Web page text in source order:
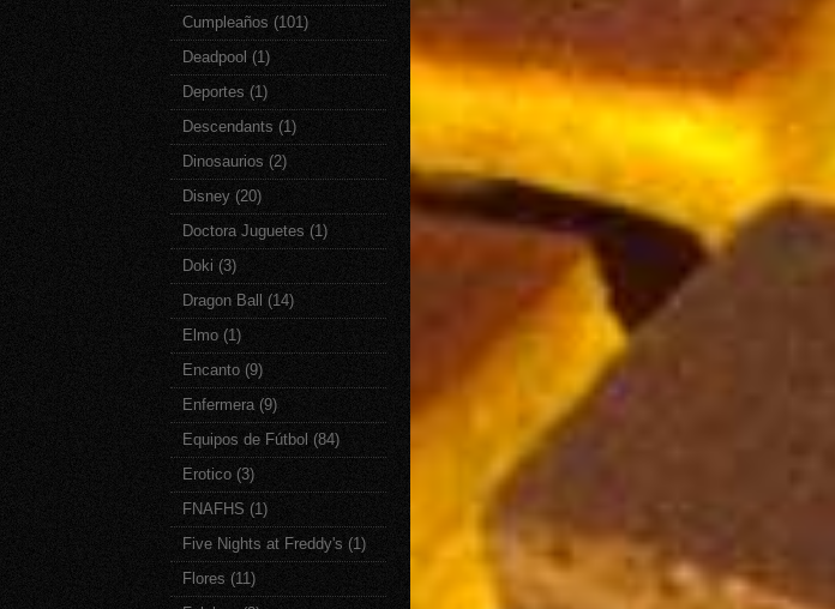
Cumpleaños (101)
Deadpool (1)
Deportes (1)
Descendants (1)
Dinosaurios (2)
Disney (20)
Doctora Juguetes (1)
Doki (3)
Dragon Ball
(14)
Elmo (1)
Encanto (9)
Enfermera (9)
Equipos de Fútbol (84)
Erotico (3)
FNAFHS (1)
Five Nights at Freddy's (1)
Flores (11)